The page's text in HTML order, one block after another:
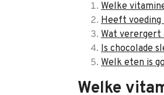
Welke
Heeft voeding
Wat verergert
Is chocolade
Welk eten is
Welke